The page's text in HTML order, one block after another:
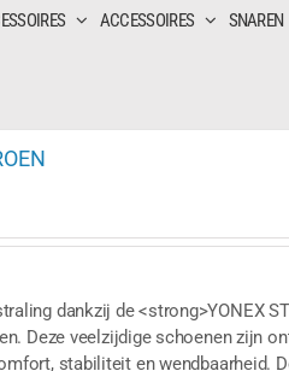
ACCESSOIRES SNAREN
dankzij de <strong>YONEX
Deze veelzijdige schoenen zijn
stabiliteit en wendbaarheid.